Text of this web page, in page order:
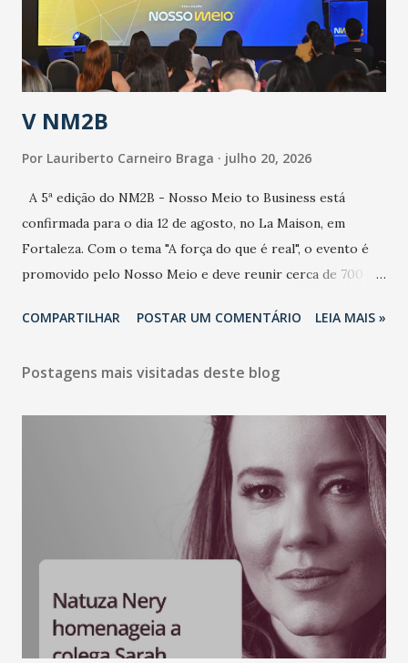
secretário. Segundo ele, é uma epidemia com chance de
contaminação alta, podendo gerar um grande risco à
população e ao sistema de saúde. “Precisamos saber fazer a
estratificação do risco da doença, para não so...
V NM2B
Por Lauriberto Carneiro Braga julho 20, 2026
A 5ª edição do NM2B - Nosso Meio to Business está
confirmada para o dia 12 de agosto, no La Maison, em
Fortaleza. Com o tema "A força do que é real", o evento é
promovido pelo Nosso Meio e deve reunir cerca de 700
e lideranças do Mercado Nacional. Desde 2022, o NM2B
de negócios do Nordeste, reunindo profissionais de marcas
LinkedIn, VISA, Grupo 3corações, TikTok e M. Dias Branco.
A nova edição chega em um momento em que autenticidade
e consistência ganham peso nas conversas sobre marca,
liderança e estratégia. - Vivemos um momento em que todo
mundo fala muito e poucos entregam de verdade. O NM2B
sempre existiu para dar palco a quem constrói com
consistência, e nesta edição isso fica ainda mais claro.
Vamos reforçar que ser genuíno sustenta a confiança entre
marcas, pessoas e mercado", afirma Tamires So...
COMPARTILHAR POSTAR UM COMENTÁRIO LEIA MAIS »
Postagens mais visitadas deste blog